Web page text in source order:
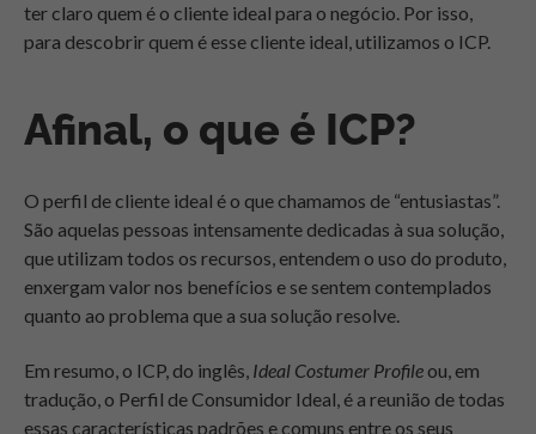
ter claro quem é o cliente ideal para o negócio. Por isso,
para descobrir quem é esse cliente ideal, utilizamos o ICP.
Afinal, o que é ICP?
O perfil de cliente ideal é o que chamamos de “entusiastas”.
São aquelas pessoas intensamente dedicadas à sua solução,
que utilizam todos os recursos, entendem o uso do produto,
enxergam valor nos benefícios e se sentem contemplados
quanto ao problema que a sua solução resolve.
Em resumo, o ICP, do inglês, Ideal Costumer Profileou, em
tradução, o Perfil de Consumidor Ideal, é a reunião de todas
essas características padrões e comuns entre os seus